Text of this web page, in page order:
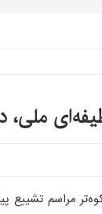
درک نمی‌کنند
ملی،
مراسم تشییع